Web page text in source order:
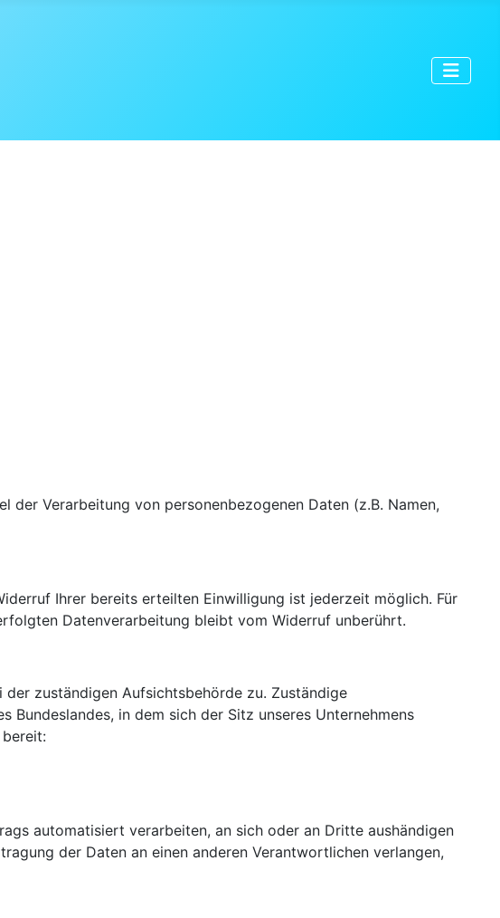
Verarbeitung von personenbezogenen Daten (z.B. Namen,
Ihrer bereits erteilten Einwilligung ist jederzeit möglich. Für
Datenverarbeitung bleibt vom Widerruf unberührt.
zuständigen Aufsichtsbehörde zu. Zuständige
in dem sich der Sitz unseres Unternehmens
automatisiert verarbeiten, an sich oder an Dritte aushändigen
der Daten an einen anderen Verantwortlichen verlangen,